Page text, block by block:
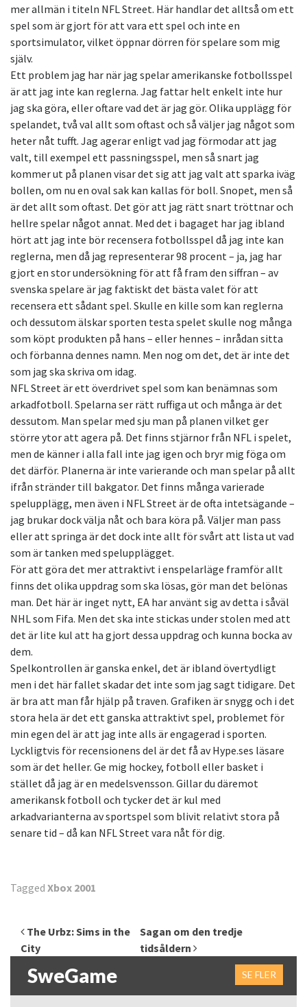
mer allmän i titeln NFL Street. Här handlar det alltså om ett
spel som är gjort för att vara ett spel och inte en
sportsimulator, vilket öppnar dörren för spelare som mig
själv.
Ett problem jag har när jag spelar amerikanske fotbollsspel
är att jag inte kan reglerna. Jag fattar helt enkelt inte hur
jag ska göra, eller oftare vad det är jag gör. Olika upplägg för
spelandet, två val allt som oftast och så väljer jag något som
heter nåt tufft. Jag agerar enligt vad jag förmodar att jag
valt, till exempel ett passningsspel, men så snart jag
kommer ut på planen visar det sig att jag valt att sparka iväg
bollen, om nu en oval sak kan kallas för boll. Snopet, men så
är det allt som oftast. Det gör att jag rätt snart tröttnar och
hellre spelar något annat. Med det i bagaget har jag ibland
hört att jag inte bör recensera fotbollsspel då jag inte kan
reglerna, men då jag representerar 98 procent – ja, jag har
gjort en stor undersökning för att få fram den siffran – av
svenska spelare är jag faktiskt det bästa valet för att
recensera ett sådant spel. Skulle en kille som kan reglerna
och dessutom älskar sporten testa spelet skulle nog många
som köpt produkten på hans – eller hennes – inrådan sitta
och förbanna dennes namn. Men nog om det, det är inte det
som jag ska skriva om idag.
NFL Street är ett överdrivet spel som kan benämnas som
arkadfotboll. Spelarna ser rätt ruffiga ut och många är det
dessutom. Man spelar med sju man på planen vilket ger
större ytor att agera på. Det finns stjärnor från NFL i spelet,
men de känner i alla fall inte jag igen och bryr mig föga om
det därför. Planerna är inte varierande och man spelar på allt
ifrån stränder till bakgator. Det finns många varierade
spelupplägg, men även i NFL Street är de ofta intetsägande –
jag brukar dock välja nåt och bara köra på. Väljer man pass
eller att springa är det dock inte allt för svårt att lista ut vad
som är tanken med spelupplägget.
För att göra det mer attraktivt i enspelarläge framför allt
finns det olika uppdrag som ska lösas, gör man det belönas
man. Det här är inget nytt, EA har använt sig av detta i såväl
NHL som Fifa. Men det ska inte stickas under stolen med att
det är lite kul att ha gjort dessa uppdrag och kunna bocka av
dem.
Spelkontrollen är ganska enkel, det är ibland övertydligt
men i det här fallet skadar det inte som jag sagt tidigare. Det
är bra att man får hjälp på traven. Grafiken är snygg och i det
stora hela är det ett ganska attraktivt spel, problemet för
min egen del är att jag inte alls är engagerad i sporten.
Lyckligtvis för recensionens del är det få av Hype.ses läsare
som är det heller. Ge mig hockey, fotboll eller basket i
stället då jag är en medelsvensson. Gillar du däremot
amerikansk fotboll och tycker det är kul med
arkadvarianterna av sportspel som blivit relativt stora på
senare tid – då kan NFL Street vara nåt för dig.
Tagged Xbox 2001
Inläggsnavigering
The Urbz: Sims in the
City
Sagan om den tredje
tidsåldern
SweGame SE FLER